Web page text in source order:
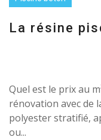
La résine
Quel est le prix au
rénovation avec de
polyester stratifié,
ou...